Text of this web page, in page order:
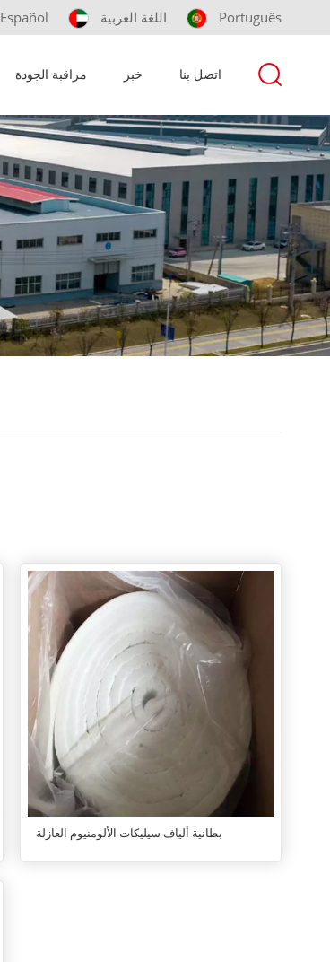
Español اللغة العربية Português
مراقبة الجودة خبر اتصل بنا
بطانية ألياف سيليكات الألومنيوم العازلة